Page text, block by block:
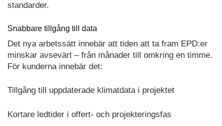
standarder.
Snabbare tillgång till data
Det nya arbetssätt innebär att tiden att ta fram EPD:er
minskar avsevärt – från månader till omkring en timme.
För kunderna innebär det:
Tillgång till uppdaterade klimatdata i projektet
Kortare ledtider i offert- och projekteringsfas